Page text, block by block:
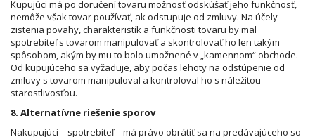
Kupujúci má po doručení tovaru možnosť odskúšať jeho funkčnosť,
nemôže však tovar používať, ak odstupuje od zmluvy. Na účely
zistenia povahy, charakteristík a funkčnosti tovaru by mal
spotrebiteľ s tovarom manipulovať a skontrolovať ho len takým
spôsobom, akým by mu to bolo umožnené v „kamennom“ obchode.
Od kupujúceho sa vyžaduje, aby počas lehoty na odstúpenie od
zmluvy s tovarom manipuloval a kontroloval ho s náležitou
starostlivosťou.
8. Alternatívne riešenie sporov
Nakupujúci – spotrebiteľ – má právo obrátiť sa na predávajúceho so